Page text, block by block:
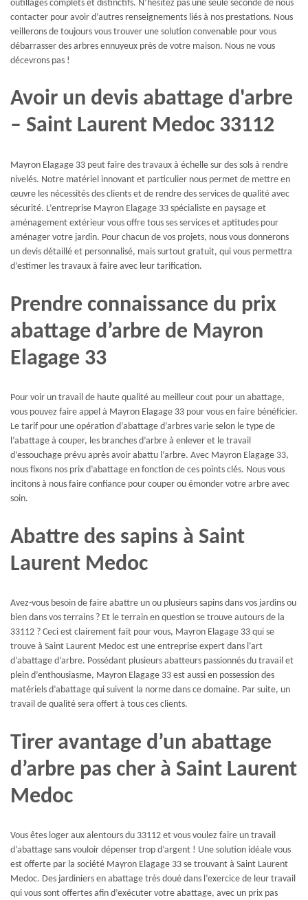
outillages complets et distinctifs. N’hésitez pas une seule seconde de nous
contacter pour avoir d’autres renseignements liés à nos prestations. Nous
veillerons de toujours vous trouver une solution convenable pour vous
débarrasser des arbres ennuyeux près de votre maison. Nous ne vous
décevrons pas !
Avoir un devis abattage d'arbre
– Saint Laurent Medoc 33112
Mayron Elagage 33 peut faire des travaux à échelle sur des sols à rendre
nivelés. Notre matériel innovant et particulier nous permet de mettre en
œuvre les nécessités des clients et de rendre des services de qualité avec
sécurité. L’entreprise Mayron Elagage 33 spécialiste en paysage et
aménagement extérieur vous offre tous ses services et aptitudes pour
aménager votre jardin. Pour chacun de vos projets, nous vous donnerons
un devis détaillé et personnalisé, mais surtout gratuit, qui vous permettra
d’estimer les travaux à faire avec leur tarification.
Prendre connaissance du prix
abattage d’arbre de Mayron
Elagage 33
Pour voir un travail de haute qualité au meilleur cout pour un abattage,
vous pouvez faire appel à Mayron Elagage 33 pour vous en faire bénéficier.
Le tarif pour une opération d’abattage d’arbres varie selon le type de
l’abattage à couper, les branches d’arbre à enlever et le travail
d’essouchage prévu après avoir abattu l’arbre. Avec Mayron Elagage 33,
nous fixons nos prix d’abattage en fonction de ces points clés. Nous vous
incitons à nous faire confiance pour couper ou émonder votre arbre avec
soin.
Abattre des sapins à Saint
Laurent Medoc
Avez-vous besoin de faire abattre un ou plusieurs sapins dans vos jardins ou
bien dans vos terrains ? Et le terrain en question se trouve autours de la
33112 ? Ceci est clairement fait pour vous, Mayron Elagage 33 qui se
trouve à Saint Laurent Medoc est une entreprise expert dans l’art
d’abattage d’arbre. Possédant plusieurs abatteurs passionnés du travail et
plein d’enthousiasme, Mayron Elagage 33 est aussi en possession des
matériels d’abattage qui suivent la norme dans ce domaine. Par suite, un
travail de qualité sera offert à tous ces clients.
Tirer avantage d’un abattage
d’arbre pas cher à Saint Laurent
Medoc
Vous êtes loger aux alentours du 33112 et vous voulez faire un travail
d’abattage sans vouloir dépenser trop d’argent ! Une solution idéale vous
est offerte par la société Mayron Elagage 33 se trouvant à Saint Laurent
Medoc. Des jardiniers en abattage très doué dans l’exercice de leur travail
qui vous sont offertes afin d’exécuter votre abattage, avec un prix pas